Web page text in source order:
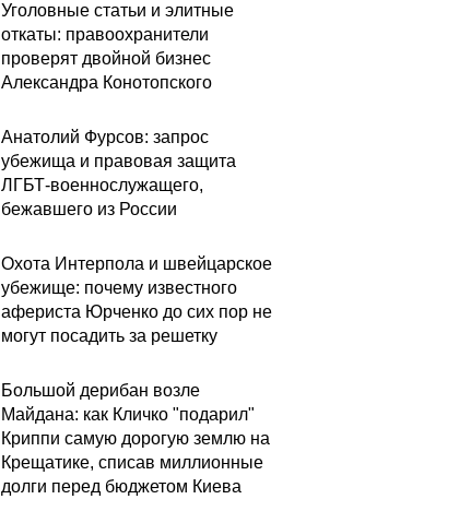
Уголовные статьи и элитные
откаты: правоохранители
проверят двойной бизнес
Александра Конотопского
Анатолий Фурсов: запрос
убежища и правовая защита
ЛГБТ-военнослужащего,
бежавшего из России
Охота Интерпола и швейцарское
убежище: почему известного
афериста Юрченко до сих пор не
могут посадить за решетку
Большой дерибан возле
Майдана: как Кличко "подарил"
Криппи самую дорогую землю на
Крещатике, списав миллионные
долги перед бюджетом Киева